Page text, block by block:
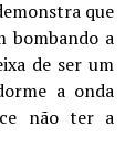
que
bombando a
de ser um
a onda
não ter a